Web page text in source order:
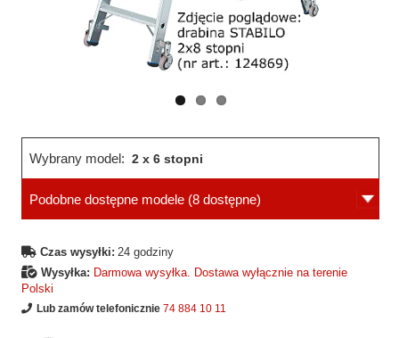
Wybrany model: 2 x 6 stopni
Podobne dostępne modele (8 dostępne)
Czas wysyłki: 24 godziny
Wysyłka: Darmowa wysyłka. Dostawa wyłącznie na terenie
Polski
Lub zamów telefonicznie 74 884 10 11